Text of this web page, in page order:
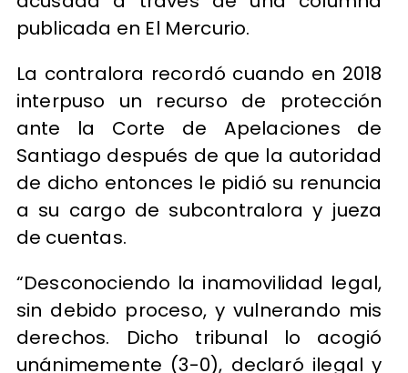
publicada en El Mercurio.
La contralora recordó cuando en 2018
interpuso un recurso de protección
ante la Corte de Apelaciones de
Santiago después de que la autoridad
de dicho entonces le pidió su renuncia
a su cargo de subcontralora y jueza
de cuentas.
“Desconociendo la inamovilidad legal,
sin debido proceso, y vulnerando mis
derechos. Dicho tribunal lo acogió
unánimemente (3-0), declaró ilegal y